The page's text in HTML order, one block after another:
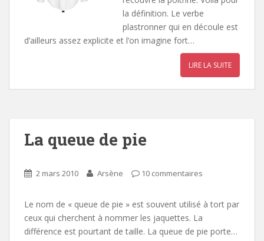
la définition. Le verbe
plastronner qui en découle est
d’ailleurs assez explicite et l’on imagine fort…
LIRE LA SUITE
La queue de pie
2 mars 2010 Arsène 10 commentaires
Le nom de « queue de pie » est souvent utilisé à tort par
ceux qui cherchent à nommer les jaquettes. La
différence est pourtant de taille. La queue de pie porte…